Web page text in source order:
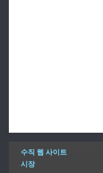
수직 웹 사이트
시장